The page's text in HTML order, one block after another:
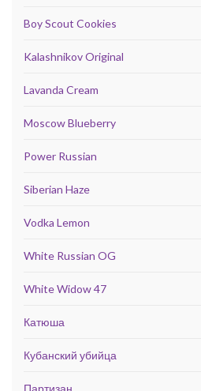
Boy Scout Cookies
Kalashnikov Original
Lavanda Cream
Moscow Blueberry
Power Russian
Siberian Haze
Vodka Lemon
White Russian OG
White Widow 47
Катюша
Кубанский убийца
Партизан